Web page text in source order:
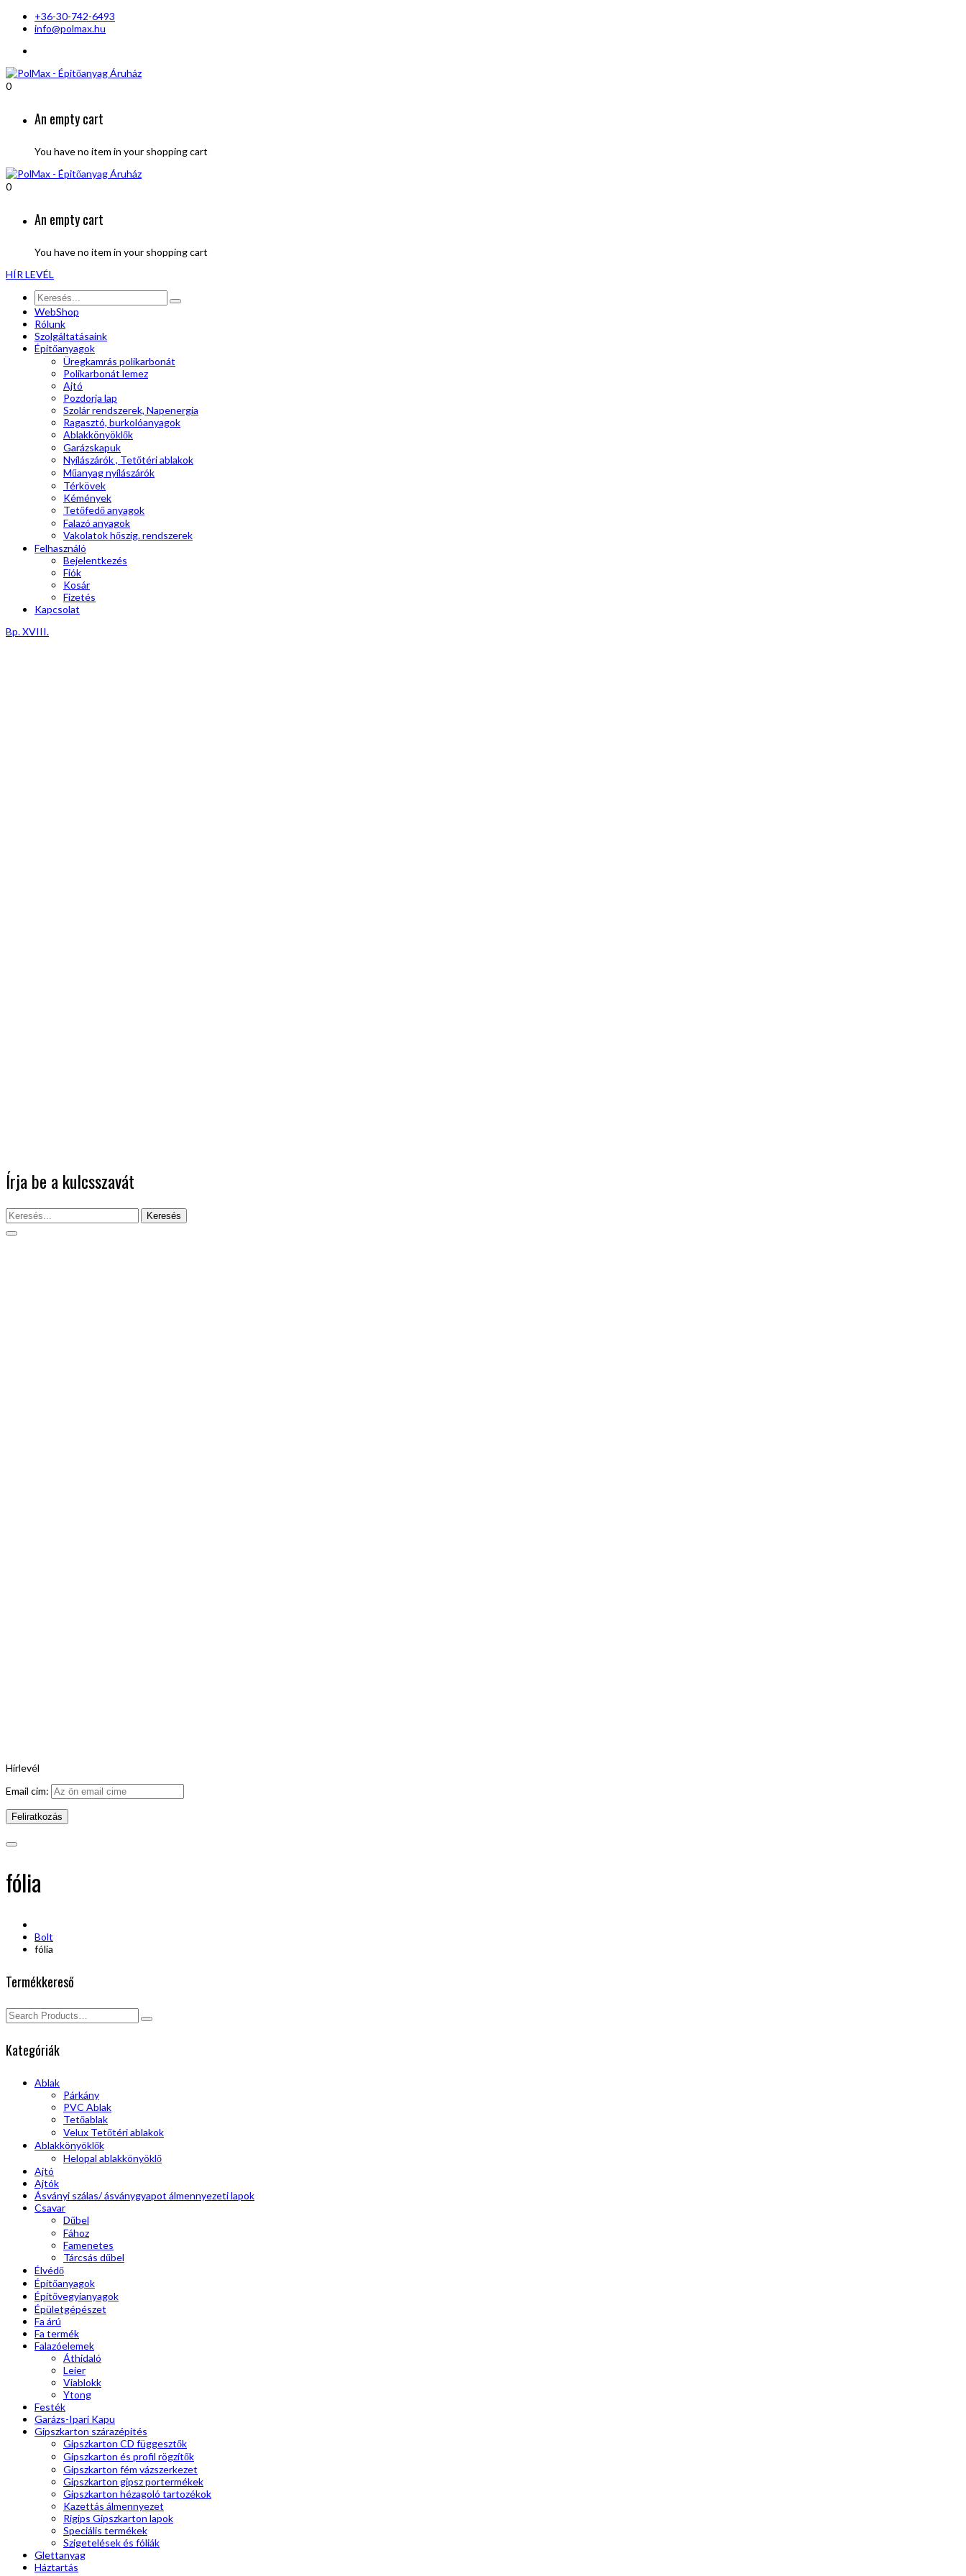
+36-30-742-6493
info@polmax.hu
0
An empty cart
You have no item in your shopping cart
0
An empty cart
You have no item in your shopping cart
HÍR LEVÉL
WebShop
Rólunk
Szolgáltatásaink
Épitőanyagok
Üregkamrás polikarbonát
Polikarbonát lemez
Ajtó
Pozdorja lap
Szolár rendszerek, Napenergia
Ragasztó, burkolóanyagok
Ablakkönyöklők
Garázskapuk
Nyílászárók , Tetőtéri ablakok
Műanyag nyílászárók
Térkövek
Kémények
Tetőfedő anyagok
Falazó anyagok
Vakolatok hőszig. rendszerek
Felhasználó
Bejelentkezés
Fiók
Kosár
Fizetés
Kapcsolat
Bp. XVIII.
Írja be a kulcsszavát
Keresés
Hírlevél
Email cim:
fólia
Bolt
fólia
Termékkereső
Kategóriák
Ablak
Párkány
PVC Ablak
Tetőablak
Velux Tetőtéri ablakok
Ablakkönyöklők
Helopal ablakkönyöklő
Ajtó
Ajtók
Ásványi szálas/ ásványgyapot álmennyezeti lapok
Csavar
Dűbel
Fához
Famenetes
Tárcsás dűbel
Élvédő
Építőanyagok
Építővegyianyagok
Épületgépészet
Fa árú
Fa termék
Falazóelemek
Áthidaló
Leier
Viablokk
Ytong
Festék
Garázs-Ipari Kapu
Gipszkarton szárazépités
Gipszkarton CD függesztők
Gipszkarton és profil rögzítők
Gipszkarton fém vázszerkezet
Gipszkarton gipsz portermékek
Gipszkarton hézagoló tartozékok
Kazettás álmennyezet
Rigips Gipszkarton lapok
Speciális termékek
Szigetelések és fóliák
Glettanyag
Háztartás